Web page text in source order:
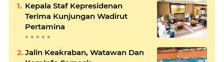
Kepala Staf Kepresidenan
Terima Kunjungan Wadirut
Pertamina
Jalin Keakraban, Watawan Dan